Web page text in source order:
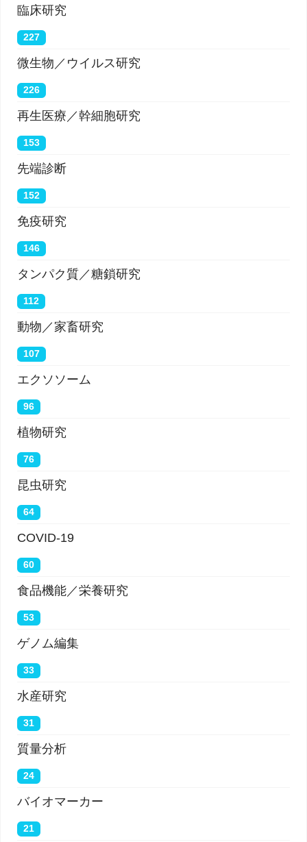
臨床研究
227
微生物／ウイルス研究
226
再生医療／幹細胞研究
153
先端診断
152
免疫研究
146
タンパク質／糖鎖研究
112
動物／家畜研究
107
エクソソーム
96
植物研究
76
昆虫研究
64
COVID-19
60
食品機能／栄養研究
53
ゲノム編集
33
水産研究
31
質量分析
24
バイオマーカー
21